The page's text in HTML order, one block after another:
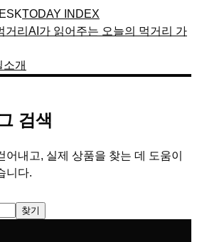
TODAY INDEX
거리 AI가 읽어주는 오늘의 먹거리 가
소개
검색
내고, 실제 상품을 찾는 데 도움이
니다.
찾기